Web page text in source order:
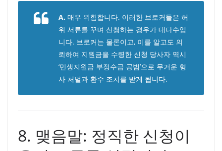
A. 매우 위험합니다. 이러한 브로커들은 허
위 서류를 꾸며 신청하는 경우가 대다수입
니다. 브로커는 물론이고, 이를 알고도 의
뢰하여 지원금을 수령한 신청 당사자 역시
‘민생지원금 부정수급 공범’으로 무거운 형
사 처벌과 환수 조치를 받게 됩니다.
8. 맺음말: 정직한 신청이